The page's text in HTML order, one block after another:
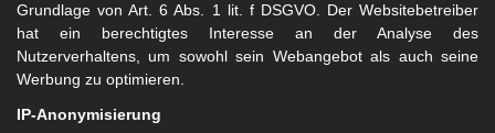
Grundlage von Art. 6 Abs. 1 lit. f DSGVO. Der Websitebetreiber
hat ein berechtigtes Interesse an der Analyse des
Nutzerverhaltens, um sowohl sein Webangebot als auch seine
Werbung zu optimieren.
IP-Anonymisierung